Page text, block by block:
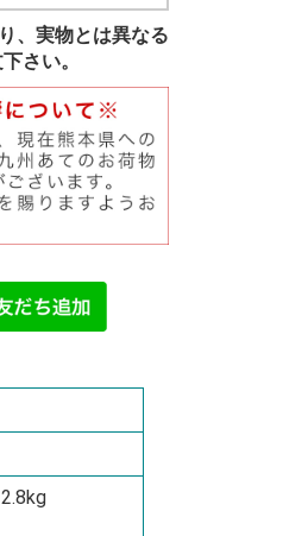
、実物とは異なる
さい。